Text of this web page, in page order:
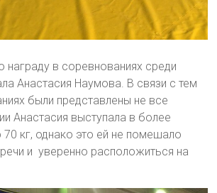
награду в соревнованиях среди
Анастасия Наумова. В связи с тем
были представлены не все
Анастасия выступала в более
кг, однако это ей не помешало
и уверенно расположиться на